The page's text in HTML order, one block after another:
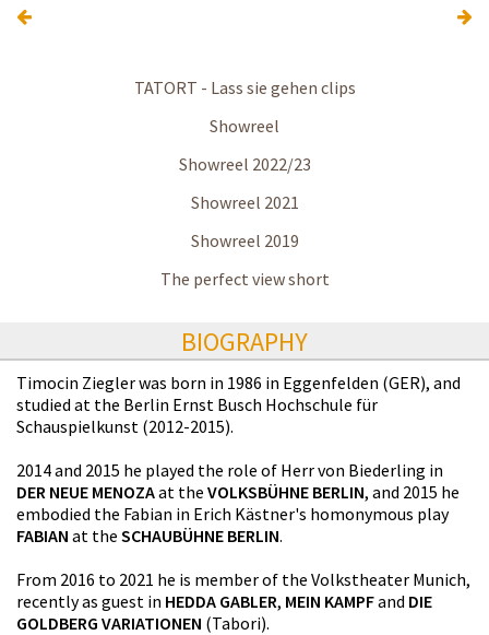
TATORT - Lass sie gehen clips
Showreel
Showreel 2022/23
Showreel 2021
Showreel 2019
The perfect view short
BIOGRAPHY
Timocin Ziegler was born in 1986 in Eggenfelden (GER), and
studied at the Berlin Ernst Busch Hochschule für
Schauspielkunst (2012-2015).
2014 and 2015 he played the role of Herr von Biederling in
DER NEUE MENOZAat the VOLKSBÜHNE BERLIN, and 2015 he
embodied the Fabian in Erich Kästner's homonymous play
FABIAN at the SCHAUBÜHNE BERLIN.
From 2016 to 2021 he is member of the Volkstheater Munich,
recently as guest in HEDDA GABLER, MEIN KAMPFand DIE
GOLDBERG VARIATIONEN (Tabori).